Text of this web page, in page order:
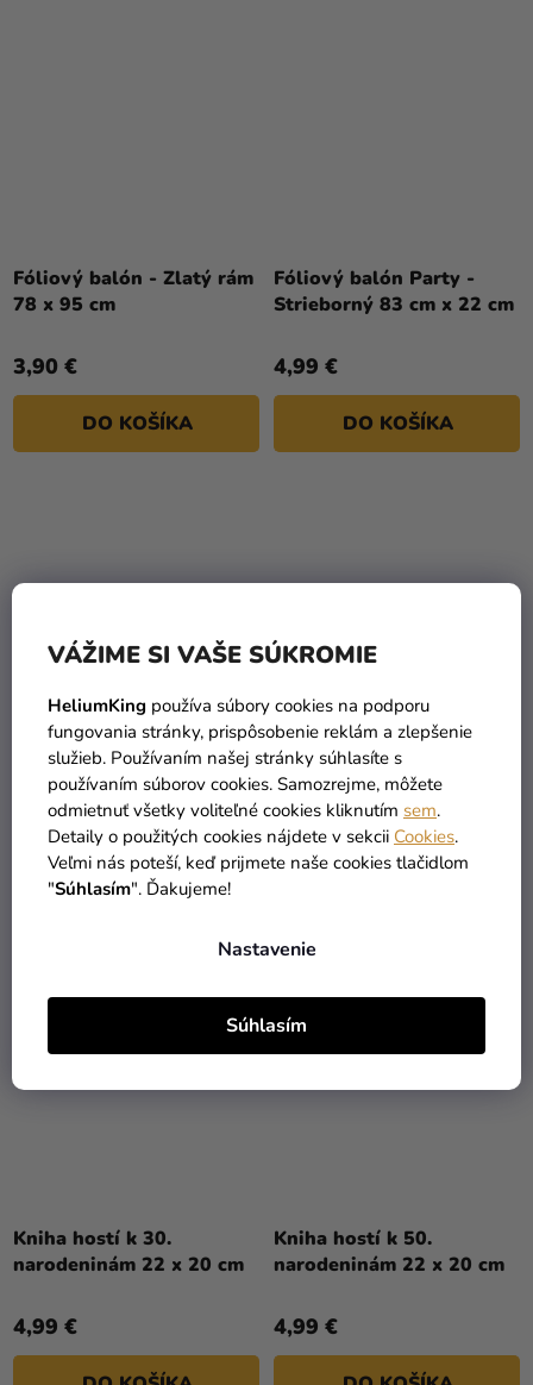
VÁŽIME SI VAŠE SÚKROMIE
HeliumKing používa súbory cookies na podporu
fungovania stránky, prispôsobenie reklám a zlepšenie
služieb. Používaním našej stránky súhlasíte s
používaním súborov cookies. Samozrejme, môžete
odmietnuť všetky voliteľné cookies kliknutím sem.
Detaily o použitých cookies nájdete v sekcii Cookies.
Veľmi nás poteší, keď prijmete naše cookies tlačidlom
"Súhlasím". Ďakujeme!
Nastavenie
Súhlasím
Fóliový balón - Zlatý rám
78 x 95 cm
3,90 €
DO KOŠÍKA
Fóliový balón Party -
Strieborný 83 cm x 22 cm
4,99 €
DO KOŠÍKA
Héliová fľaša na 30
balónov
19,90 €
39,90 € (–50 %)
DETAIL
Kniha hostí k 20.
narodeninám 22 x 20 cm
4,99 €
Kniha hostí k 30.
narodeninám 22 x 20 cm
4,99 €
Kniha hostí k 50.
narodeninám 22 x 20 cm
4,99 €